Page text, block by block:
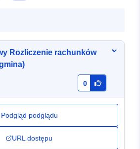
Rozliczenie rachunków
0
Podgląd podglądu
URL dostępu